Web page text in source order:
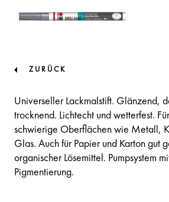
ZURÜCK
Universeller Lackmalstift. Glänzend,
trocknend. Lichtecht und wetterfest.
schwierige Oberflächen wie Metall,
Glas. Auch für Papier und Karton gut
organischer Lösemittel. Pumpsystem
Pigmentierung.